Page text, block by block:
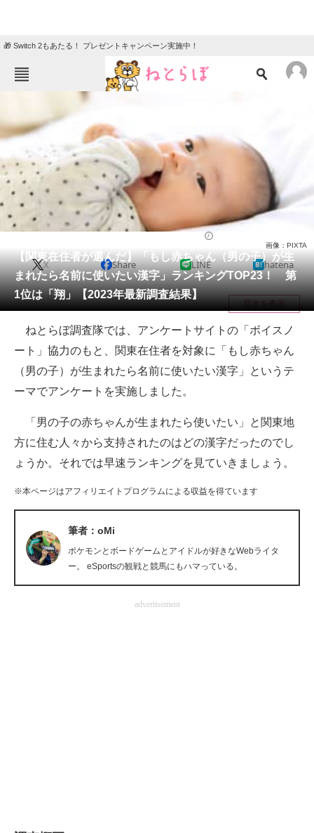
🎁 Switch 2もあたる！ プレゼントキャンペーン実施中！
ねとらぼメニュー
エンタメ クイズ
グルメ 地域
住まい
動物 リサーチ
会員記事
メディア
注目記事を集めた総合ページ
ITの今と未来を見通す
スマホと通信の最新トレンド
好きが集まる 比べて選べる
ビジネスと働き方のヒント
AI活用のいまが分かる
企業ITのトレンドを詳説
経営リーダーのコミュニティ
マーケ×ITの今がよく分かる
【関東在住者が選んだ】「もし赤ちゃん（男の子）が生
まれたら名前に使いたい漢字」ランキングTOP23！ 第
1位は「翔」【2023年最新調査結果】
画像：PIXTA
X Share LINE hatena
目次を表示
ねとらぼ調査隊では、アンケートサイトの「ボイスノ
ート」協力のもと、関東在住者を対象に「もし赤ちゃん
（男の子）が生まれたら名前に使いたい漢字」というテ
ーマでアンケートを実施しました。
「男の子の赤ちゃんが生まれたら使いたい」と関東地
方に住む人々から支持されたのはどの漢字だったのでし
ょうか。それでは早速ランキングを見ていきましょう。
※本ページはアフィリエイトプログラムによる収益を得ています
筆者：oMi
ポケモンとボードゲームとアイドルが好きなWebライタ
ー。 eSportsの観戦と競馬にもハマっている。
advertisement